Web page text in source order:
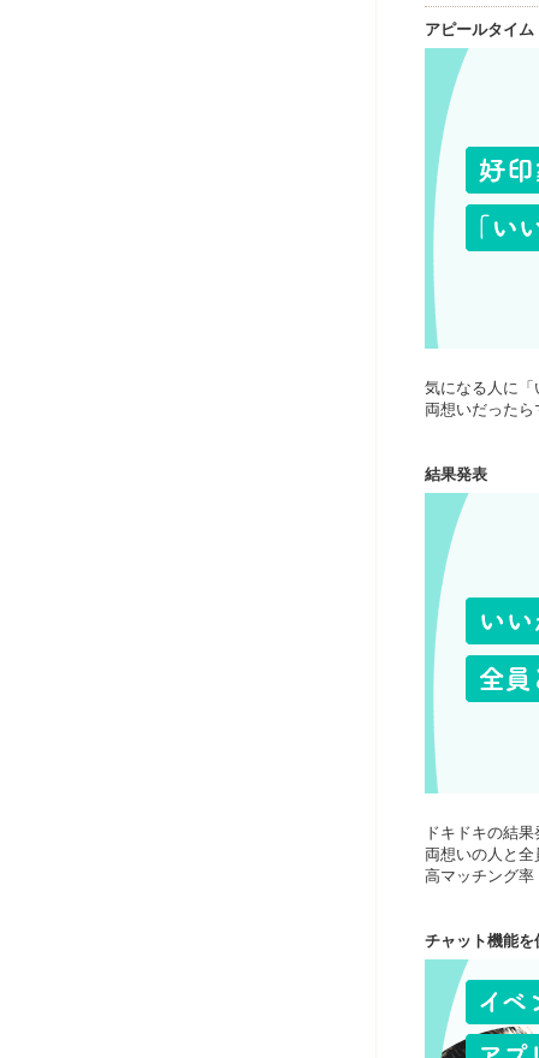
アピールタイム
気になる人に
両想いだった
結果発表
ドキドキの結
両想いの人と
高マッチング率
チャット機能